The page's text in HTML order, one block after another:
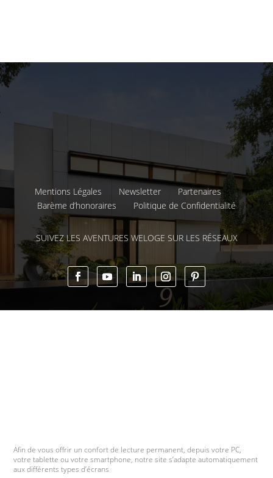
Mentions Légales Newsletter
Partenaires
Barème d’honoraires
Politique de Confidentialité
SUIVEZ LES AVENTURES WELOGE SUR LES RÉSEAUX
Afin de vous offrir un confort de lecture permanent, depuis votre PC,
votre tablette ou votre smartphone, notre site s’adapte automatiquement
aux différents types d’écrans